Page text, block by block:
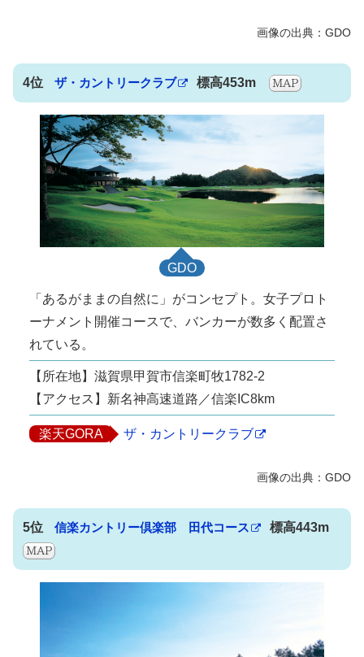
4位 ザ・カントリークラブ 標高453m
GDO
「あるがままの自然に」がコンセプト。女子プロト
ーナメント開催コースで、バンカーが数多く配置さ
れている。
【所在地】滋賀県甲賀市信楽町牧1782-2
【アクセス】新名神高速道路／信楽IC8km
楽天GORA ザ・カントリークラブ
5位 信楽カントリー倶楽部 田代コース 標高443m